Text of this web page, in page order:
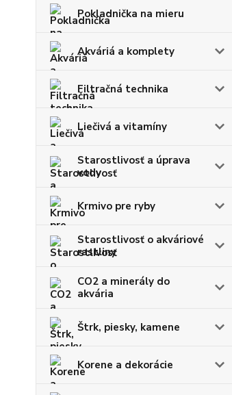
Pokladnička na mieru
Akváriá a komplety
Filtračná technika
Liečivá a vitamíny
Starostlivosť a úprava
vody
Krmivo pre ryby
Starostlivosť o akváriové
rastliny
CO2 a minerály do
akvária
Štrk, piesky, kamene
Korene a dekorácie